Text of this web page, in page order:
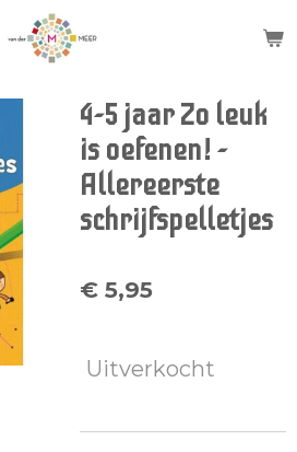
4-5 jaar Zo leuk
is oefenen! -
Allereerste
schrijfspelletjes
€ 5,95
Uitverkocht